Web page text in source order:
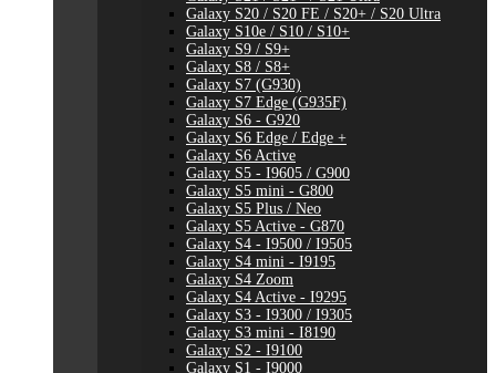
Galaxy S20 / S20 FE / S20+ / S20 Ultra
Galaxy S10e / S10 / S10+
Galaxy S9 / S9+
Galaxy S8 / S8+
Galaxy S7 (G930)
Galaxy S7 Edge (G935F)
Galaxy S6 - G920
Galaxy S6 Edge / Edge +
Galaxy S6 Active
Galaxy S5 - I9605 / G900
Galaxy S5 mini - G800
Galaxy S5 Plus / Neo
Galaxy S5 Active - G870
Galaxy S4 - I9500 / I9505
Galaxy S4 mini - I9195
Galaxy S4 Zoom
Galaxy S4 Active - I9295
Galaxy S3 - I9300 / I9305
Galaxy S3 mini - I8190
Galaxy S2 - I9100
Galaxy S1 - I9000